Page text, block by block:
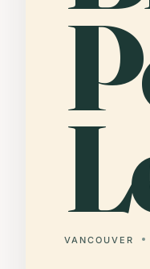
VANCOUVER